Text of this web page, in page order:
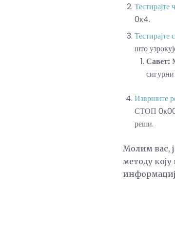
Тестирајте
0к4.
Тестирајте
што
Савет:
Извршите
СТОП
реши.
Молим вас,
методу